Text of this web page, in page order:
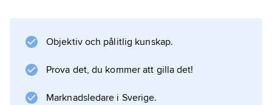
Objektiv och pålitlig kunskap.
Prova det, du kommer att gilla det!
Marknadsledare i Sverige.